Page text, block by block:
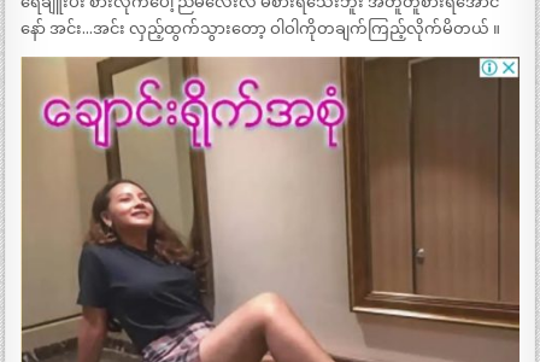
နော် အင်း…အင်း လှည့်ထွက်သွားတော့ ဝါဝါကိုတချက်ကြည့်လိုက်မိတယ် ။